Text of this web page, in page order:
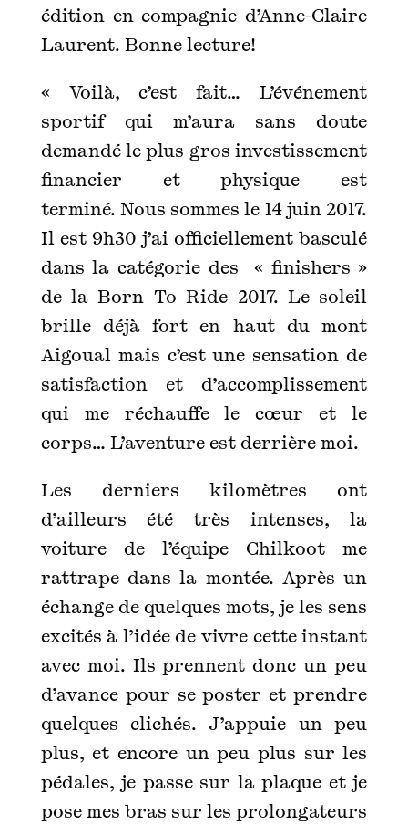
édition en compagnie d’Anne-Claire
Laurent. Bonne lecture!
« Voilà, c’est fait… L’événement
sportif qui m’aura sans doute
demandé le plus gros investissement
financier et physique est
terminé. Nous sommes le 14 juin 2017.
Il est 9h30 j’ai officiellement basculé
dans la catégorie des « finishers »
de la Born To Ride 2017. Le soleil
brille déjà fort en haut du mont
Aigoual mais c’est une sensation de
satisfaction et d’accomplissement
qui me réchauffe le cœur et le
corps… L’aventure est derrière moi.
Les derniers kilomètres ont
d’ailleurs été très intenses, la
voiture de l’équipe Chilkoot me
rattrape dans la montée. Après un
échange de quelques mots, je les sens
excités à l’idée de vivre cette instant
avec moi. Ils prennent donc un peu
d’avance pour se poster et prendre
quelques clichés. J’appuie un peu
plus, et encore un peu plus sur les
pédales, je passe sur la plaque et je
pose mes bras sur les prolongateurs